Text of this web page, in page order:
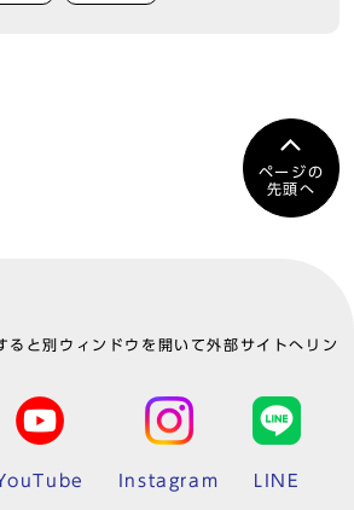
ページの
先頭へ
ると別ウィンドウを開いて外部サイトへリン
Instagram LINE